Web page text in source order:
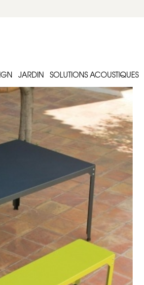
JARDIN SOLUTIONS ACOUSTIQUES